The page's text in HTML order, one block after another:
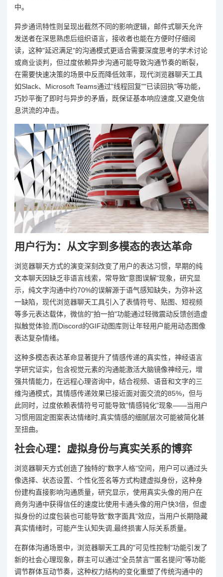
中。
异步通讯特性则呈现出截然不同的影响逻辑，邮件式聊天允许
发送者在深思熟虑后组织语言，接收者也能在方便时仔细阅
读，这种"延迟满足"的沟通模式更适合需要深度思考的学术讨论
或商业谈判，但过度依赖异步沟通可能导致沟通节奏的断裂，
在需要快速决策的场景中反而降低效率，现代浏览器聊天工具
如Slack、Microsoft Teams通过"线程回复""已读回执"等功能，
巧妙平衡了即时与异步的矛盾，既保证基本响应速度,又避免信
息洪流的冲击。
用户行为：从文字到多模态的表达革命
浏览器聊天方式的演变深刻改变了用户的表达习惯，早期的纯
文本聊天因缺乏非语言线索，常导致"意图误解"现象，研究显
示，纯文字沟通中约70%的误解源于语气感知缺失，为弥补这
一缺陷，现代浏览器聊天工具引入了表情符号、贴图、短视频
等多元表达载体，微信的"拍一拍"功能通过轻微震动反馈创造虚
拟触觉体验,而Discord的GIF动图库则让年轻用户能用动态图像
表达复杂情绪。
这种多模态表达革命显著提升了情感传递的真实性，神经语言
学研究证实，包含视觉元素的沟通能激活大脑镜像神经元，增
强共情能力，在远程心理咨询中，结合视频、语音和文字的三
维沟通模式，其情感传递效果已接近面对面交流的85%，但与
此同时，过度依赖表情符号可能导致"情感钝化"现象——当用户
习惯用固定图案表达情绪时,真实情感的细腻层次可能被简化甚
至扭曲。
社会心理：虚拟身份与真实关系的博弈
浏览器聊天方式创造了独特的"数字人格"空间，用户可以通过头
像选择、状态设置、个性化签名等方式构建虚拟身份，这种身
份建构直接影响沟通质量，研究显示，使用真实头像的用户在
商务沟通中获得信任的速度比使用卡通头像的用户快3倍，但虚
拟身份的过度包装也可能导致"数字面具"效应，当用户长期隐藏
真实情绪时，可能产生认知失调,最终损害人际关系质量。
在群体沟通场景中，浏览器聊天工具的"可见性控制"功能引发了
新的社会心理现象，群主可以通过"全员禁言""匿名提问"等功能
调节群体互动节奏，这种权力结构的变化重塑了传统沟通中的